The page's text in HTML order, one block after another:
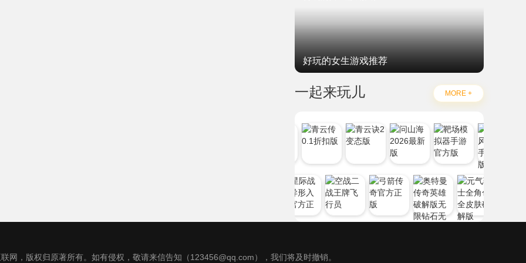
好玩的女生游戏推荐
一起来玩儿 MORE +
网，版权归原著所有。如有侵权，敬请来信告知（123456@qq.com），我们将及时撤销。